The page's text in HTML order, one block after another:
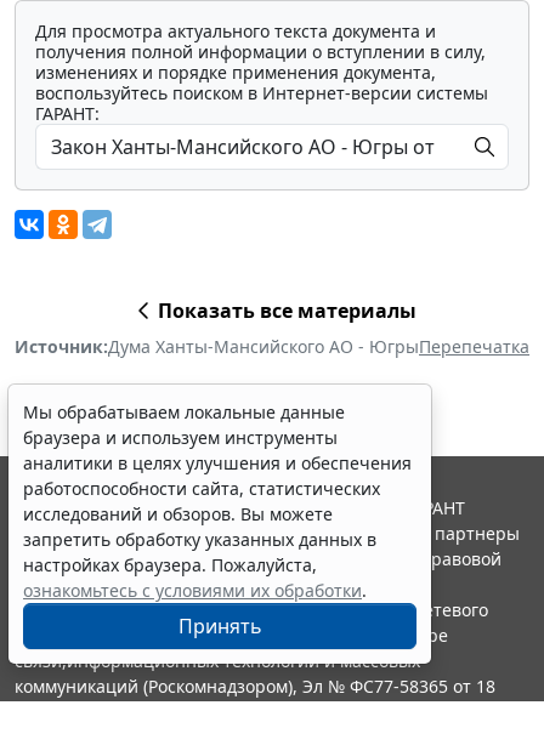
Для просмотра актуального текста документа и
получения полной информации о вступлении в силу,
изменениях и порядке применения документа,
воспользуйтесь поиском в Интернет-версии системы
ГАРАНТ:
Показать все материалы
Источник:Дума Ханты-Мансийского АО - ЮгрыПерепечатка
Мы обрабатываем локальные данные
браузера и используем инструменты
аналитики в целях улучшения и обеспечения
работоспособности сайта, статистических
исследований и обзоров. Вы можете
запретить обработку указанных данных в
настройках браузера. Пожалуйста,
ознакомьтесь с условиями их обработки.
Принять
© ООО "НПП "ГАРАНТ-СЕРВИС", 2026. Система ГАРАНТ
выпускается с 1990 года. Компания "Гарант" и ее партнеры
являются участниками Российской ассоциации правовой
информации ГАРАНТ.
Портал ГАРАНТ.РУ зарегистрирован в качестве сетевого
издания Федеральной службой по надзору в сфере
связи,информационных технологий и массовых
коммуникаций (Роскомнадзором), Эл № ФС77-58365 от 18